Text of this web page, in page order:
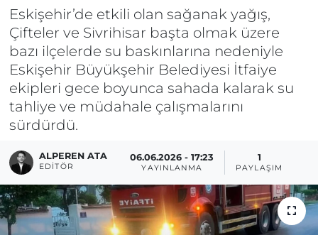
Eskişehir’de etkili olan sağanak yağış,
Çifteler ve Sivrihisar başta olmak üzere
bazı ilçelerde su baskınlarına nedeniyle
Eskişehir Büyükşehir Belediyesi İtfaiye
ekipleri gece boyunca sahada kalarak su
tahliye ve müdahale çalışmalarını
sürdürdü.
ALPEREN ATA
EDITÖR
06.06.2026 - 17:23
YAYINLANMA
1
PAYLAŞIM